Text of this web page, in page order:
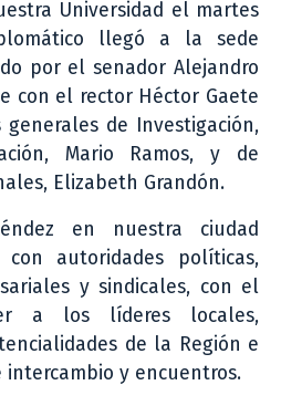
Universidad el martes
llegó a la sede
por el senador Alejandro
con el rector Héctor Gaete
generales de Investigación,
Mario Ramos, y de
Elizabeth Grandón.
en nuestra ciudad
con autoridades políticas,
y sindicales, con el
a los líderes locales,
de la Región e
y encuentros.